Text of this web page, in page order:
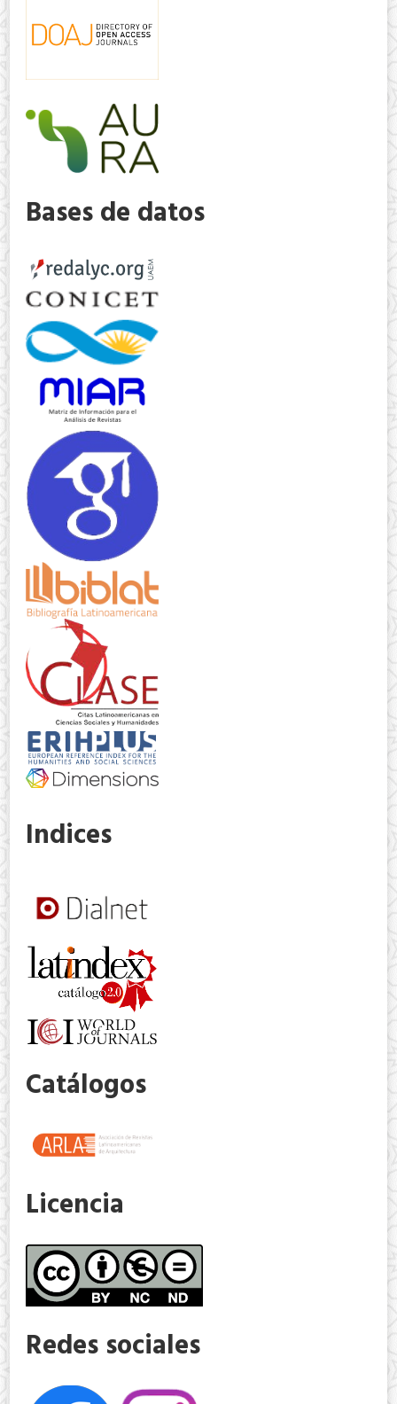
Bases de datos
Indices
Catálogos
Licencia
Redes sociales